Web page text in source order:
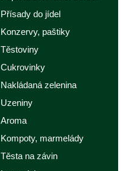
Přísady do jídel
Konzervy, paštiky
Těstoviny
Cukrovinky
Nakládaná zelenina
Uzeniny
Aroma
Kompoty, marmelády
Těsta na závin